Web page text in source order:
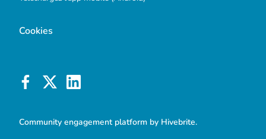
Cookies
Community engagement platform by Hivebrite.